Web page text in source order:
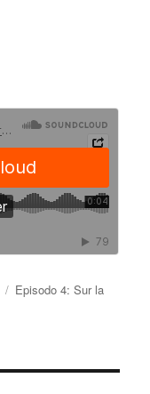
Schlagwörter
Episodo 4: Sur la